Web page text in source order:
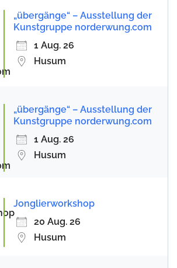
„übergänge“ – Ausstellung der
Kunstgruppe norderwung.com
1 Aug. 26
Husum
„übergänge“ – Ausstellung der
Kunstgruppe norderwung.com
1 Aug. 26
Husum
Jonglierworkshop
20 Aug. 26
Husum